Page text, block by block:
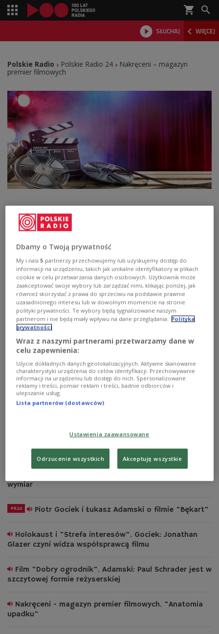
shopping_cart 
 SŁUCHAJ  WIĘCEJ

Polskie Radio Polskie Radio 24
Nakręceni – magazyn
premier filmowych
Nakręceni – magazyn premier filmowych
NAKRĘCENI - MAGAZYN PREMIER
FILMOWYCH
"Ósemka ze sternikiem" - bardzo amerykańska
opowieść
Nakręceni - magazyn premier filmowych. "Gdy rodzi
"20 dni w Mariupolu". Adamski: widzimy twarze
wymiar
PR24 Piotr Gociek i Łukasz Adamski o filmie "Bękart"
Holokaust i "Strefa interesów". Gociek: Jonathan
Glazer czyni widza współsprawcą filmu
Film "Dobry ogrodnik". Adamski: Paul Schrader jest w
szczytowej formie reżyserskiej
Nakręceni - magazyn premier filmowych. "Anatomia
upadku"
Dbamy o Twoją prywatność
My i nasi5 partnerzy przechowujemy lub uzyskujemy dostęp do
informacji na urządzeniu, takich jak unikalne identyfikatory w plikach
cookie w celu przetwarzania danych osobowych. Użytkownik może
zaakceptować swoje wybory lub zarządzać nimi, klikając poniżej, jak
również skorzystać z prawa do sprzeciwu na podstawie prawnie
uzasadnionego interesu lub w dowolnym momencie na stronie
polityki prywatności. Te wybory będą sygnalizowane naszym
partnerom i nie będą miały wpływu na dane przeglądania. Polityka
prywatności
Wraz z naszymi partnerami przetwarzamy dane w
celu zapewnienia:
Użycie dokładnych danych geolokalizacyjnych. Aktywne skanowanie
charakterystyki urządzenia do celów identyfikacji. Przechowywanie
informacji na urządzeniu lub dostęp do nich. Spersonalizowane
reklamy i treści, pomiar reklam i treści, badnie odbiorców i
ulepszanie usług.
Lista partnerów (dostawców)
Ustawienia zaawansowane
Odrzucenie wszystkich Akceptuję wszystkie